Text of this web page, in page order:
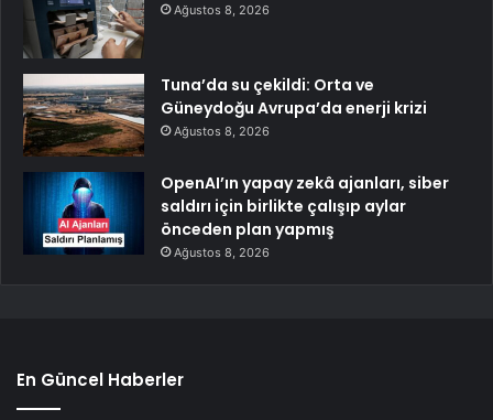
Ağustos 8, 2026
Tuna’da su çekildi: Orta ve
Güneydoğu Avrupa’da enerji krizi
Ağustos 8, 2026
OpenAI’ın yapay zekâ ajanları, siber
saldırı için birlikte çalışıp aylar
önceden plan yapmış
Ağustos 8, 2026
En Güncel Haberler